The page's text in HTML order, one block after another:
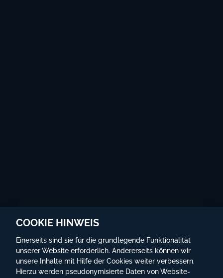
COOKIE HINWEIS
Einerseits sind sie für die grundlegende Funktionalität
unserer Website erforderlich. Andererseits können wir
unsere Inhalte mit Hilfe der Cookies weiter verbessern.
Hierzu werden pseudonymisierte Daten von Website-